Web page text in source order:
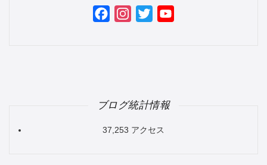
FacebookInstagram
Twitter
ブログ統計情報
37,253 アクセス